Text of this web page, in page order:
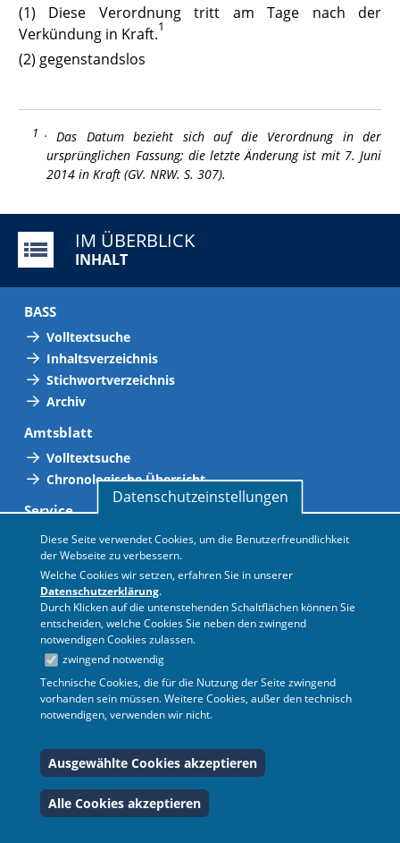
Datenschutzeinstellungen
Diese Seite verwendet Cookies, um die Benutzerfreundlichkeit
der Webseite zu verbessern.
Welche Cookies wir setzen, erfahren Sie in unserer
Datenschutzerklärung.
Durch Klicken auf die untenstehenden Schaltflächen können Sie
entscheiden, welche Cookies Sie neben den zwingend
notwendigen Cookies zulassen.
zwingend notwendig
Technische Cookies, die für die Nutzung der Seite zwingend
vorhanden sein müssen. Weitere Cookies, außer den technisch
notwendigen, verwenden wir nicht.
Ausgewählte Cookies akzeptieren
Alle Cookies akzeptieren
(1) Diese Verordnung tritt am Tage nach der
Verkündung in Kraft.1
(2) gegenstandslos
1 Das Datum bezieht sich auf die Verordnung in der
ursprünglichen Fassung; die letzteÄnderung ist mit 7. Juni
2014 in Kraft (GV. NRW. S. 307).
IM ÜBERBLICK
INHALT
BASS
Volltextsuche
Inhaltsverzeichnis
Stichwortverzeichnis
Archiv
Amtsblatt
Volltextsuche
Chronologische Übersicht
Service
Abkürzungsverzeichnis
Adressen
Gültigkeitsliste
Personalvertretungen
Neue Vorschriften
Termine
Hilfe
FAQ
BASS
© 2026 Ministerium für
Schule und Bildung des